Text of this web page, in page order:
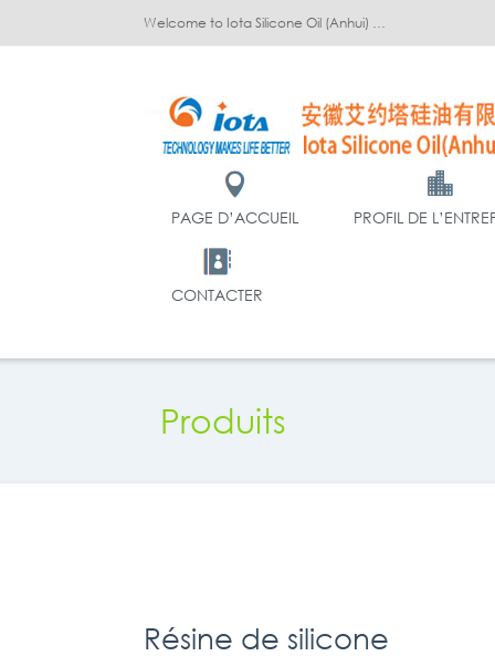
Welcome to Iota Silicone Oil (Anhui) Co., Ltd.!
PAGE D’ACCUEIL PROFIL DE
CONTACTER
Produits
Résine de silicone